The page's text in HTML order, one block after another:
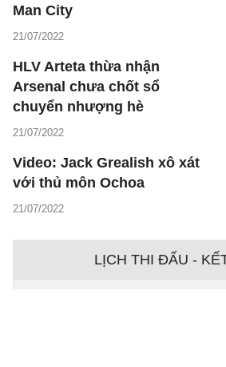
Man City
21/07/2022
HLV Arteta thừa nhận
Arsenal chưa chốt sổ
chuyển nhượng hè
21/07/2022
Video: Jack Grealish xô xát
với thủ môn Ochoa
21/07/2022
LỊCH THI ĐẤU -